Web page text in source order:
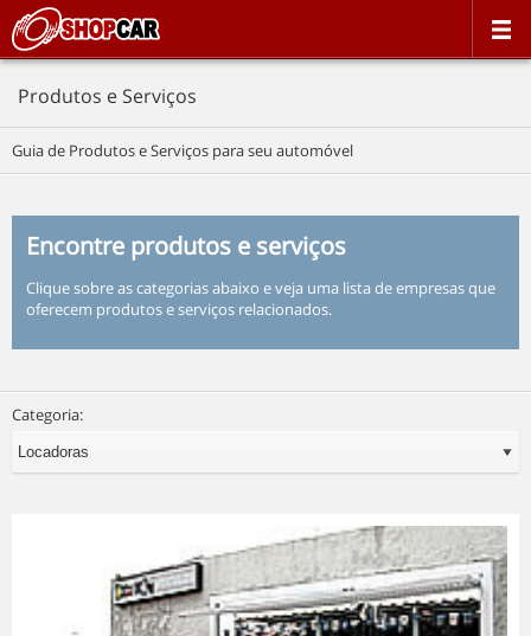
Produtos e Serviços
Guia de Produtos e Serviços para seu automóvel
Encontre produtos e serviços
Clique sobre as categorias abaixo e veja uma lista de empresas que
oferecem produtos e serviços relacionados.
Categoria: